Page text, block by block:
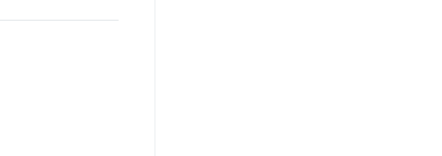
entre
sont